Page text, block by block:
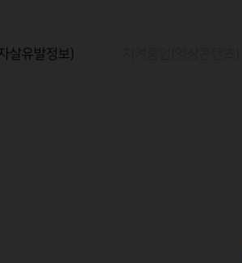
살유발정보)